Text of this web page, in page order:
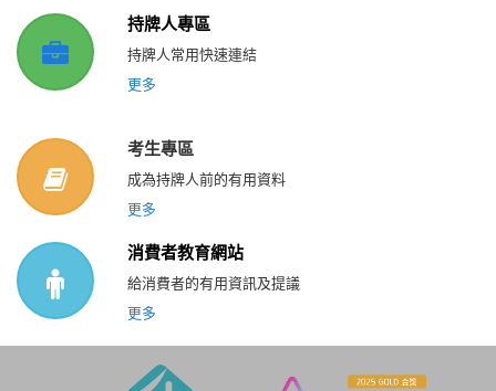
持牌人專區
持牌人常用快速連結
更多
考生專區
成為持牌人前的有用資料
更多
消費者教育網站
給消費者的有用資訊及提議
更多